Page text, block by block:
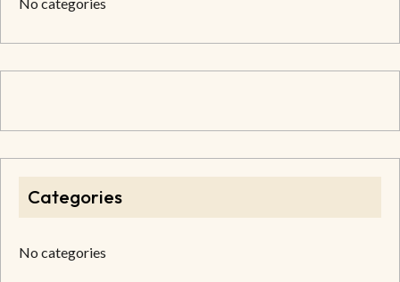
Categories
No categories